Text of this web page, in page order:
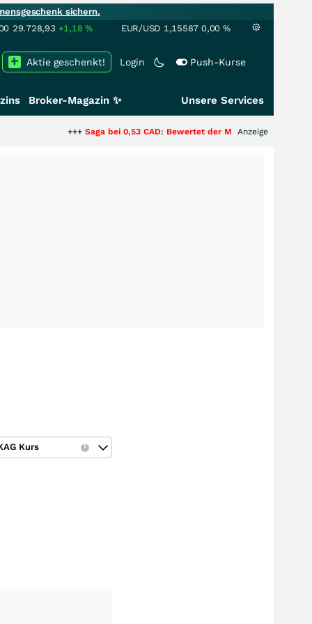
sichern.
29.728,93 +1,18% EUR/USD 1,15587 0,00 %
Login Push-Kurse
Aktie geschenkt!
Broker-Magazin ✨ Unsere Services
Saga bei 0,53 CAD: Bewertet der Markt noch immer nur die
Anzeige
Kurs